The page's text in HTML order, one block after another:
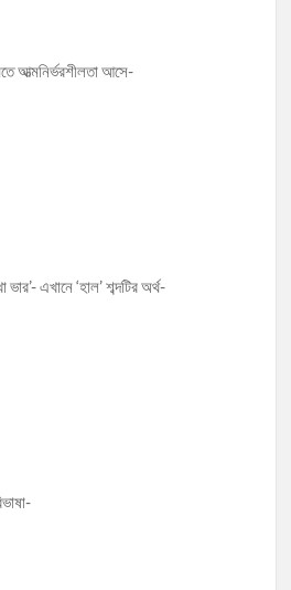
আত্মনির্ভরশীলতা আসে-
এখানে ‘হাল’ শব্দটির অর্থ-